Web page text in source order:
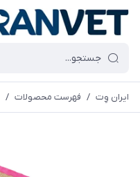
ایران وِت / فهرست محصولات /